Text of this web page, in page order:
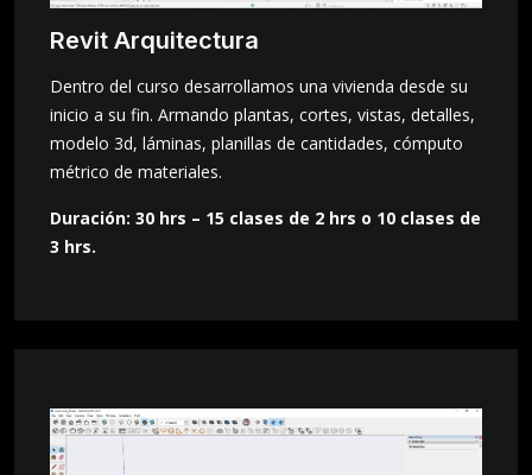
Revit Arquitectura
Dentro del curso desarrollamos una vivienda desde su
inicio a su fin. Armando plantas, cortes, vistas, detalles,
modelo 3d, láminas, planillas de cantidades, cómputo
métrico de materiales.
Duración: 30 hrs – 15 clases de 2 hrs o 10 clases de
3 hrs.